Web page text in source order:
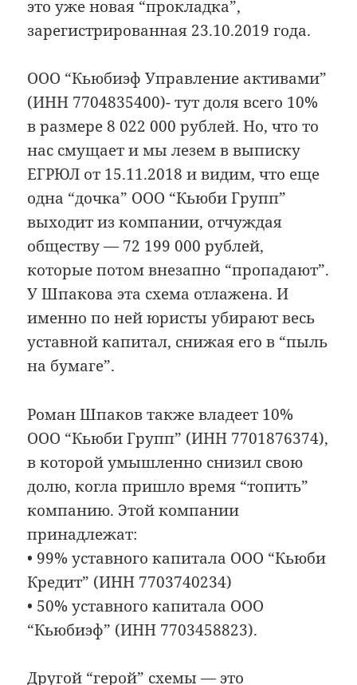
это уже новая “прокладка”,
зарегистрированная 23.10.2019 года.
ООО “Кьюбиэф Управление активами”
(ИНН 7704835400)- тут доля всего 10%
в размере 8 022 000 рублей. Но, что то
нас смущает и мы лезем в выписку
ЕГРЮЛ от 15.11.2018 и видим, что еще
одна “дочка” ООО “Кьюби Групп”
выходит из компании, отчуждая
обществу — 72 199 000 рублей,
которые потом внезапно “пропадают”.
У Шпакова эта схема отлажена. И
именно по ней юристы убирают весь
уставной капитал, снижая его в “пыль
на бумаге”.
Роман Шпаков также владеет 10%
ООО “Кьюби Групп” (ИНН 7701876374),
в которой умышленно снизил свою
долю, когла пришло время “топить”
компанию. Этой компании
принадлежат:
• 99% уставного капитала ООО “Кьюби
Кредит” (ИНН 7703740234)
• 50% уставного капитала ООО
“Кьюбиэф” (ИНН 7703458823).
Другой “герой” схемы — это